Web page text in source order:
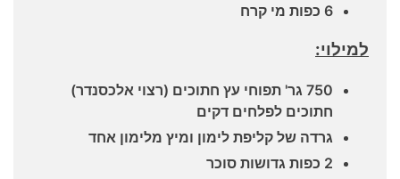
6 כפות מי קרח
למילוי:
750 גר' תפוחי עץ חתוכים (רצוי אלכסנדר)
חתוכים לפלחים דקים
גרדה של קליפת לימון ומיץ מלימון אחד
2 כפות גדושות סוכר